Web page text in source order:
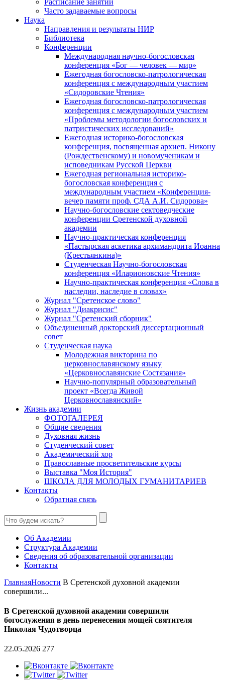
Часто задаваемые вопросы
Наука
Направления и результаты НИР
Библиотека
Конференции
Международная научно-богословская
конференция «Бог — человек — мир»
Ежегодная богословско-патрологическая
конференция с международным участием
«Сидоровские Чтения»
Ежегодная богословско-патрологическая
конференция с международным участием
«Проблемы методологии богословских и
патристических исследований»
Ежегодная историко-богословская
конференция, посвященная архиеп. Никону
(Рождественскому) и новомученикам и
исповедникам Русской Церкви
Ежегодная региональная историко-
богословская конференция с
международным участием «Конференция-
вечер памяти проф. СДА А.И. Сидорова»
Научно-богословские сектоведческие
конференции Сретенской духовной
академии
Научно-практическая конференция
«Пастырская аскетика архимандрита Иоанна
(Крестьянкина)»
Студенческая Научно-богословская
конференция «Иларионовские Чтения»
Научно-практическая конференция «Cлова в
наследии, наследие в словах»
Журнал "Сретенское слово"
Журнал "Диакрисис"
Журнал "Сретенский сборник"
Объединенный докторский диссертационный
совет
Студенческая наука
Молодежная викторина по
церковнославянскому языку
«Церковнославянские Состязания»
Научно-популярный образовательный
проект «Всегда Живой
Церковнославянский»
Жизнь академии
ФОТОГАЛЕРЕЯ
Общие сведения
Духовная жизнь
Студенческий совет
Академический хор
Православные просветительские курсы
Выставка "Моя История"
ШКОЛА ДЛЯ МОЛОДЫХ ГУМАНИТАРИЕВ
Контакты
Обратная связь
Об Академии
Структура Академии
Сведения об образовательной организации
Контакты
ГлавнаяНовости В Сретенской духовной академии
совершили...
В Сретенской духовной академии совершили
богослужения в день перенесения мощей святителя
Николая Чудотворца
22.05.2026 277